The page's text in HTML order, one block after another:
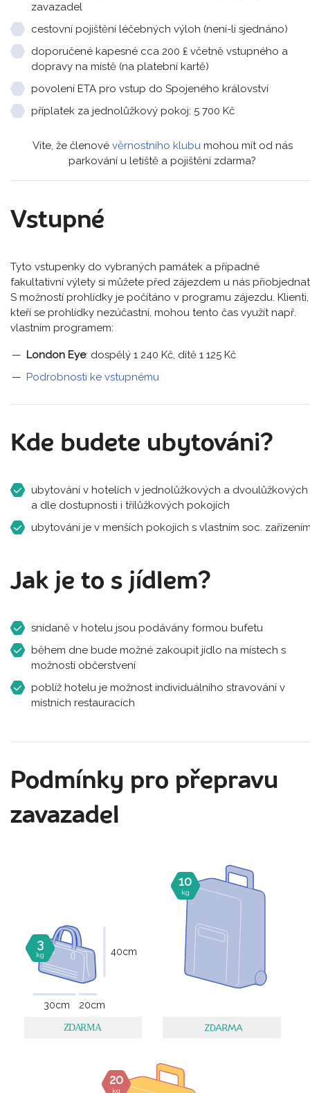
zavazadel
cestovní pojištění léčebných výloh (není-li sjednáno)
doporučené kapesné cca 200 ₤ včetně vstupného a
dopravy na místě (na platební kartě)
povolení ETA pro vstup do Spojeného království
příplatek za jednolůžkový pokoj: 5 700 Kč
Víte, že členové věrnostního klubu mohou mít od nás
parkování u letiště a pojištění zdarma?
Vstupné
Tyto vstupenky do vybraných památek a případné
fakultativní výlety si můžete před zájezdem u nás
S možností prohlídky je počítáno v programu zájezdu. Klienti,
kteří se prohlídky nezúčastní, mohou tento čas využít např.
vlastním programem:
London Eye: dospělý 1 240 Kč, dítě 1 125 Kč
Podrobnosti ke vstupnému
Kde budete ubytováni?
ubytování v hotelích v jednolůžkových a dvoulůžkových
a dle dostupnosti i třílůžkových pokojích
ubytování je v menších pokojích s vlastním soc.
Jak je to s jídlem?
snídaně v hotelu jsou podávány formou bufetu
během dne bude možné zakoupit jídlo na místech s
možností občerstvení
poblíž hotelu je možnost individuálního stravování v
místních restauracích
Podmínky pro přepravu
zavazadel
3
kg 40cm
30cm 20cm
10
kg
20
kg